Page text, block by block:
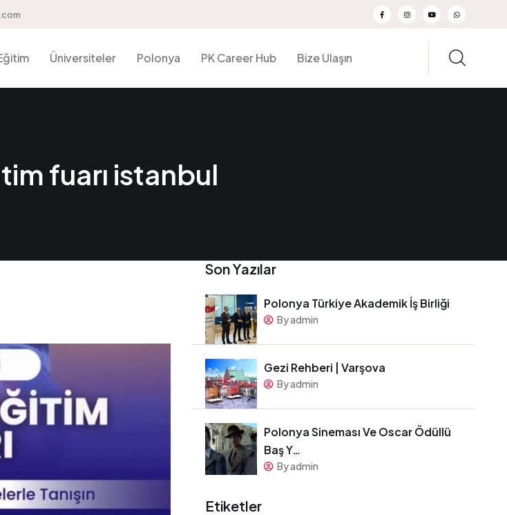
Üniversiteler Polonya PK Career Hub Bize Ulaşın
fuarı istanbul
Son Yazılar
Polonya Türkiye Akademik İş Birliği
By admin
Gezi Rehberi | Varşova
By admin
Polonya Sineması Ve Oscar Ödüllü
Baş Y…
By admin
Etiketler